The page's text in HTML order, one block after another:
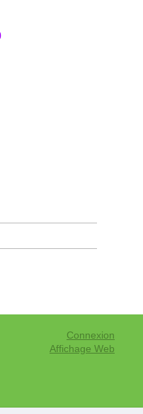
Connexion
Affichage Web